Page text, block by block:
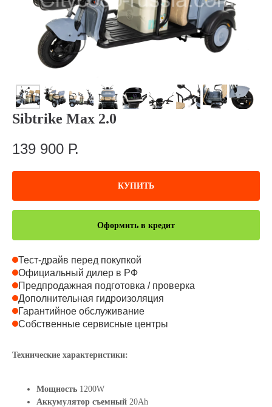
Sibtrike Max 2.0
139 900 Р.
КУПИТЬ
Оформить в кредит
Тест-драйв перед покупкой
Официальный дилер в РФ
Предпродажная подготовка / проверка
Дополнительная гидроизоляция
Гарантийное обслуживание
Собственные сервисные центры
Технические характеристики:
Мощность 1200W
Аккумулятор съемный 20Ah